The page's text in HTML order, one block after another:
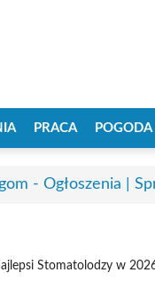
PRACA POGODA
- Ogłoszenia |
Stomatolodzy w